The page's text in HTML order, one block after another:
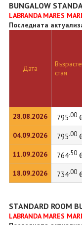
BUNGALOW
LABRANDA MARES
Последната
Дата
28.08.2026
04.09.2026
11.09.2026
18.09.2026
стая
795.00
795.00
764.50
734.00
STANDARD ROOM
LABRANDA MARES